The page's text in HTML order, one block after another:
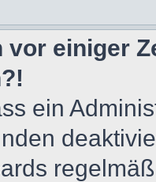
vor einiger
ein